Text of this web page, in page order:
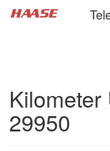
Kilometer
29950